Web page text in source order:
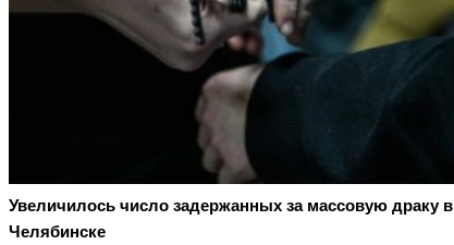
Увеличилось число задержанных за массовую драку в
Челябинске